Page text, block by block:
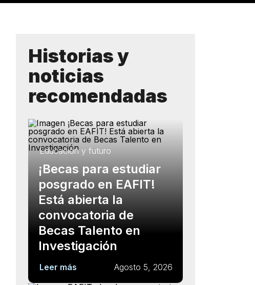
Historias y
noticias
recomendadas
Educación y futuro
¡Becas para estudiar
posgrado en EAFIT!
Está abierta la
convocatoria de
Becas Talento en
Investigación
Leer más Agosto 5, 2026